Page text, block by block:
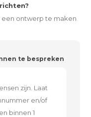
een ontwerp te maken
te bespreken